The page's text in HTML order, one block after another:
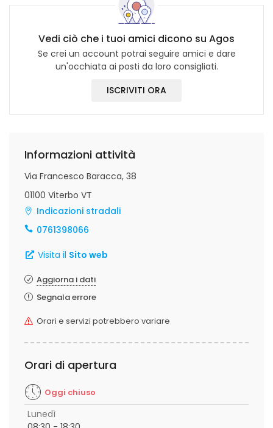
Vedi ciò che i tuoi amici dicono su Agos
Se crei un account potrai seguire amici e dare
un'occhiata ai posti da loro consigliati.
ISCRIVITI ORA
Informazioni attività
Via Francesco Baracca, 38
01100 Viterbo VT
Indicazioni stradali
0761398066
Visita il Sito web
Aggiorna i dati
Segnala errore
Orari e servizi potrebbero variare
Orari di apertura
Oggi chiuso
Lunedì